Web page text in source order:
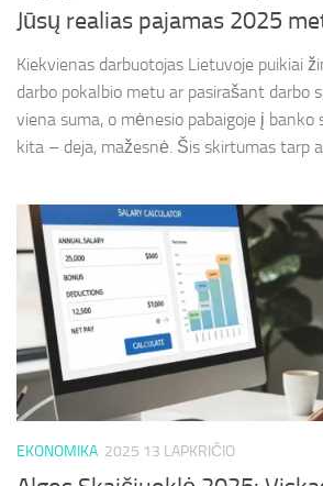
Jūsų realias pajamas 2025
Kiekvienas darbuotojas Lietuvoje puikiai
darbo pokalbio metu ar pasirašant darbo
viena suma, o mėnesio pabaigoje į
kita – deja, mažesnė. Šis skirtumas tarp
EKONOMIKA 2025 13 LAPKRIČIO